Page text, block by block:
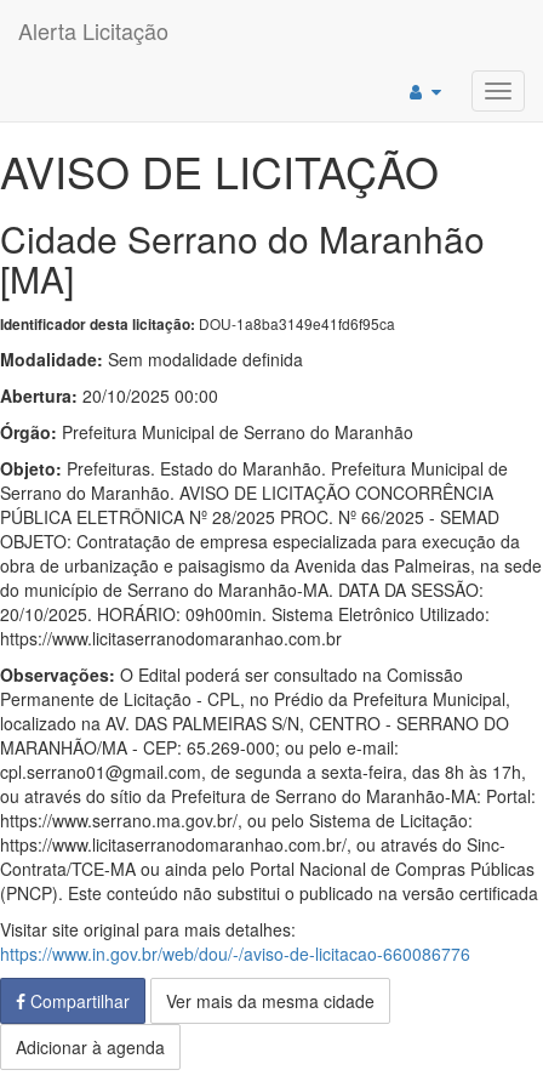
Alerta Licitação
AVISO DE LICITAÇÃO
Cidade Serrano do Maranhão
[MA]
Identificador desta licitação: DOU-1a8ba3149e41fd6f95ca
Modalidade: Sem modalidade definida
Abertura: 20/10/2025 00:00
Órgão: Prefeitura Municipal de Serrano do Maranhão
Objeto: Prefeituras. Estado do Maranhão. Prefeitura Municipal de
Serrano do Maranhão. AVISO DE LICITAÇÃO CONCORRÊNCIA
PÚBLICA ELETRÔNICA Nº 28/2025 PROC. Nº 66/2025 - SEMAD
OBJETO: Contratação de empresa especializada para execução da
obra de urbanização e paisagismo da Avenida das Palmeiras, na sede
do município de Serrano do Maranhão-MA. DATA DA SESSÃO:
20/10/2025. HORÁRIO: 09h00min. Sistema Eletrônico Utilizado:
https://www.licitaserranodomaranhao.com.br
Observações: O Edital poderá ser consultado na Comissão
Permanente de Licitação - CPL, no Prédio da Prefeitura Municipal,
localizado na AV. DAS PALMEIRAS S/N, CENTRO - SERRANO DO
MARANHÃO/MA - CEP: 65.269-000; ou pelo e-mail:
cpl.serrano01@gmail.com, de segunda a sexta-feira, das 8h às 17h,
ou através do sítio da Prefeitura de Serrano do Maranhão-MA: Portal:
https://www.serrano.ma.gov.br/, ou pelo Sistema de Licitação:
https://www.licitaserranodomaranhao.com.br/, ou através do Sinc-
Contrata/TCE-MA ou ainda pelo Portal Nacional de Compras Públicas
(PNCP). Este conteúdo não substitui o publicado na versão certificada
Visitar site original para mais detalhes:
https://www.in.gov.br/web/dou/-/aviso-de-licitacao-660086776
Compartilhar
Ver mais da mesma cidade
Adicionar à agenda